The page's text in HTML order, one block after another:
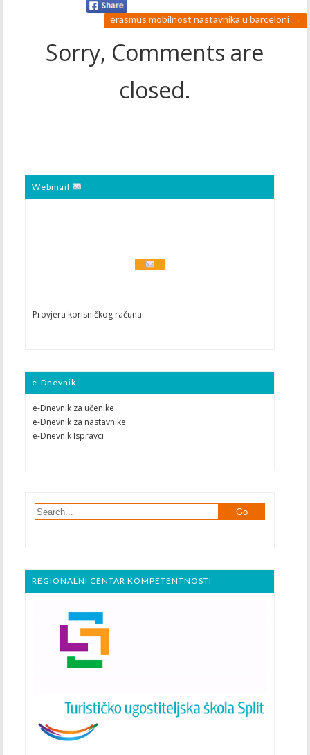
erasmus mobilnost nastavnika u barceloni →
Sorry, Comments are
closed.
Webmail
Provjera korisničkog računa
e-Dnevnik
e-Dnevnik za učenike
e-Dnevnik za nastavnike
e-Dnevnik Ispravci
REGIONALNI CENTAR KOMPETENTNOSTI